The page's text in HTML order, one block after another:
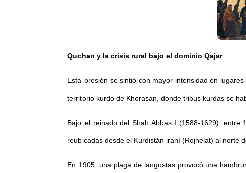
Quchan y la crisis rural bajo el dominio Qajar
Esta presión se sintió con mayor intensidad en
territorio kurdo de Khorasan, donde tribus kurdas se
Bajo el reinado del Shah Abbas I (1588-1629), entre
reubicadas desde el Kurdistán iraní (Rojhelat) al norte
En 1905, una plaga de langostas provocó una